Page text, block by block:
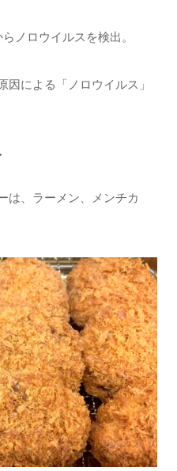
ノロウイルスを検出。
因による「ノロウイルス」
は、ラーメン、メンチカ